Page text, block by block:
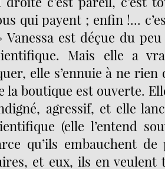
qui payent ; enfin !...
est déçue du
Mais elle a
elle s’ennuie à ne
la boutique est ouverte.
agressif, et elle
(elle l’entend
qu’ils embauchent
et eux, ils en veulent